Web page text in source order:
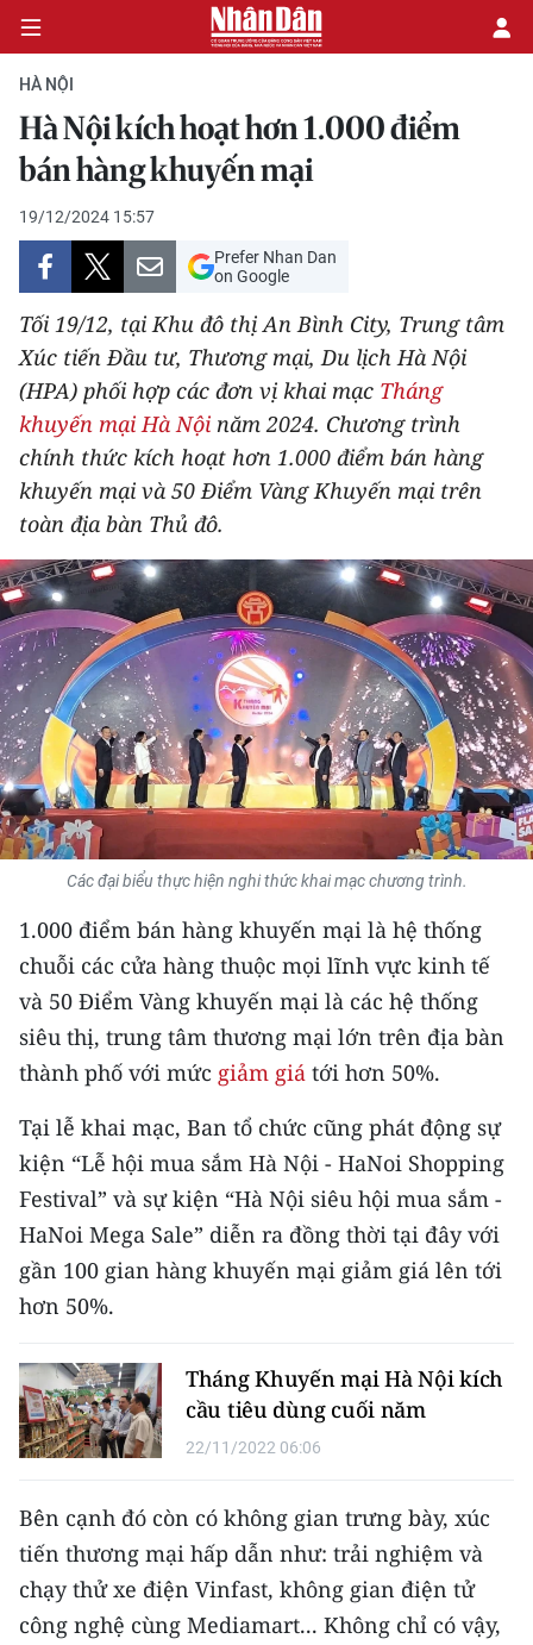
CHÍNH TRỊ
KINH TẾ
VĂN HÓA
XÃ HỘI
PHÁP LUẬT
DU LỊCH
THẾ GIỚI
THỂ THAO
GIÁO DỤC
Y TẾ
KHOA HỌC - CÔNG NGHỆ
MÔI TRƯỜNG
BẠN ĐỌC
TRI THỨC CHUYÊN SÂU
54 DÂN TỘC VIỆT NAM
CHƯƠNG TRÌNH OCOP - MỖI XÃ
RADIO
MEDIA CENTER
E-Magazine
Media Chính trị
Media Kinh tế
Media Văn hóa
Media Xã hội
Media Pháp luật
HÀ NỘI
Hà Nội kích hoạt hơn 1.000 điểm
bán hàng khuyến mại
19/12/2024 15:57
Prefer Nhan Dan
on Google
Tối 19/12, tại Khu đô thị An Bình City, Trung tâm
Xúc tiến Đầu tư, Thương mại, Du lịch Hà Nội
(HPA) phối hợp các đơn vị khai mạc Tháng
khuyến mại Hà Nội năm 2024. Chương trình
chính thức kích hoạt hơn 1.000 điểm bán hàng
khuyến mại và 50 Điểm Vàng Khuyến mại trên
toàn địa bàn Thủ đô.
Các đại biểu thực hiện nghi thức khai mạc chương trình.
1.000 điểm bán hàng khuyến mại là hệ thống
chuỗi các cửa hàng thuộc mọi lĩnh vực kinh tế
và 50 Điểm Vàng khuyến mại là các hệ thống
siêu thị, trung tâm thương mại lớn trên địa bàn
thành phố với mức giảm giá tới hơn 50%.
Tại lễ khai mạc, Ban tổ chức cũng phát động sự
kiện “Lễ hội mua sắm Hà Nội - HaNoi Shopping
Festival” và sự kiện “Hà Nội siêu hội mua sắm -
HaNoi Mega Sale” diễn ra đồng thời tại đây với
gần 100 gian hàng khuyến mại giảm giá lên tới
hơn 50%.
Tháng Khuyến mại Hà Nội kích
cầu tiêu dùng cuối năm
22/11/2022 06:06
Bên cạnh đó còn có không gian trưng bày, xúc
tiến thương mại hấp dẫn như: trải nghiệm và
chạy thử xe điện Vinfast, không gian điện tử
công nghệ cùng Mediamart... Không chỉ có vậy,